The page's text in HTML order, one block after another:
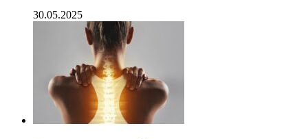
30.05.2025